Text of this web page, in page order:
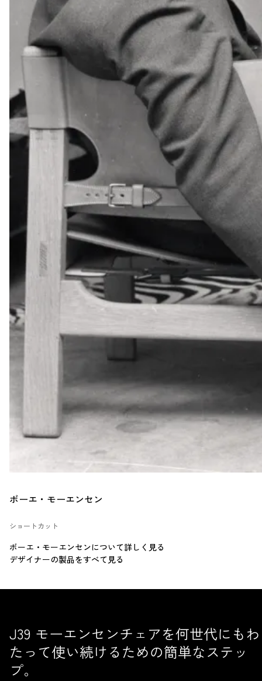
ボーエ・モーエンセン
ショートカット
ボーエ・モーエンセンについて詳しく見る
デザイナーの製品をすべて見る
J39 モーエンセンチェアを何世代にもわ
たって使い続けるための簡単なステッ
プ。